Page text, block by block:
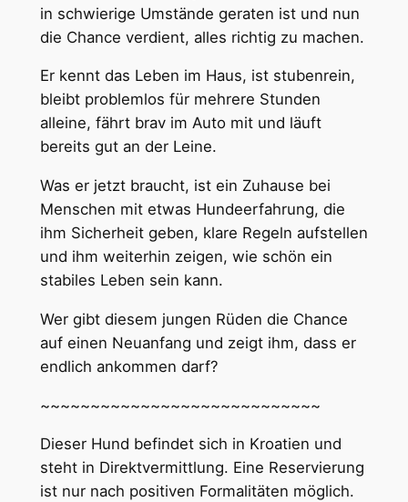
in schwierige Umstände geraten ist und nun
die Chance verdient, alles richtig zu machen.
Er kennt das Leben im Haus, ist stubenrein,
bleibt problemlos für mehrere Stunden
alleine, fährt brav im Auto mit und läuft
bereits gut an der Leine.
Was er jetzt braucht, ist ein Zuhause bei
Menschen mit etwas Hundeerfahrung, die
ihm Sicherheit geben, klare Regeln aufstellen
und ihm weiterhin zeigen, wie schön ein
stabiles Leben sein kann.
Wer gibt diesem jungen Rüden die Chance
auf einen Neuanfang und zeigt ihm, dass er
endlich ankommen darf?
~~~~~~~~~~~~~~~~~~~~~~~~~~~~
Dieser Hund befindet sich in Kroatien und
steht in Direktvermittlung. Eine Reservierung
ist nur nach positiven Formalitäten möglich.